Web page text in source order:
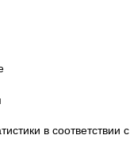
в соответствии с